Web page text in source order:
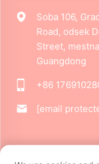
Soba 106,
Road, odsek
Street,
Guangdong
+86
[email
Avtorske pravice ©